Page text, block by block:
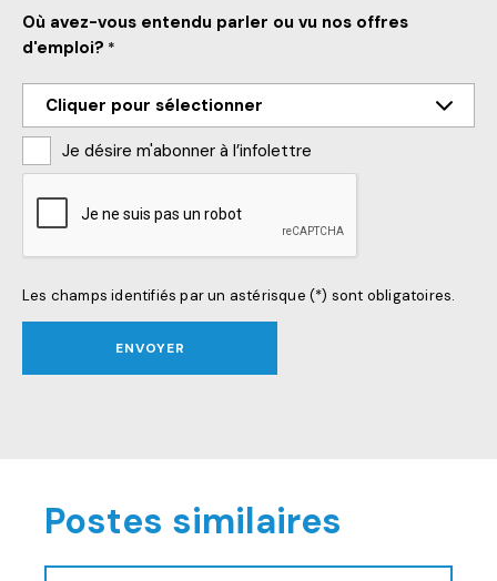
Où avez-vous entendu parler ou vu nos offres
d'emploi? *
Je désire m'abonner à l’infolettre
Les champs identifiés par un astérisque (*) sont obligatoires.
ENVOYER
Postes similaires